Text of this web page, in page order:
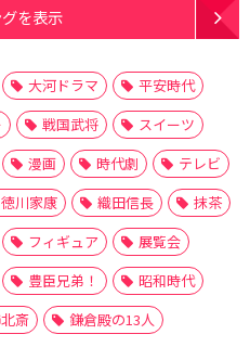
を表示
大河ドラマ
平安時代
戦国武将
スイーツ
漫画 時代劇
テレビ
徳川家康 織田信長
抹茶
フィギュア
展覧会
豊臣兄弟！
昭和時代
斎 鎌倉殿の13人